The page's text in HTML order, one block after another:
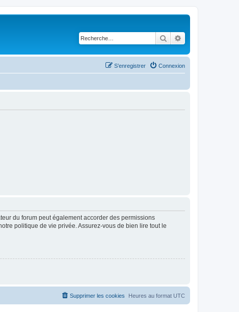
Rechercher
Connexion
S’enregistrer
du forum peut également accorder des permissions
politique de vie privée. Assurez-vous de bien lire tout le
Heures au format UTC
Supprimer les cookies